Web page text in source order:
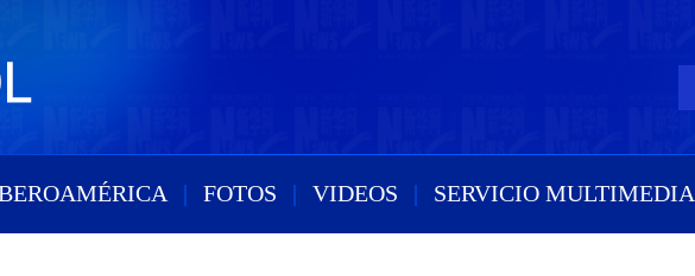
| FOTOS | VIDEOS | SERVICIO MULTIMEDIA